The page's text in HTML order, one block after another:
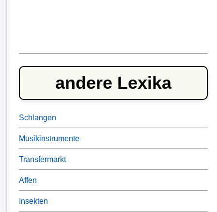
andere Lexika
Schlangen
Musikinstrumente
Transfermarkt
Affen
Insekten